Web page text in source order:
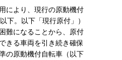
により、現行の原動機付
下。以下「現行原付」）
難になることから、原付
きる車両を引き続き確保
の原動機付自転車（以下